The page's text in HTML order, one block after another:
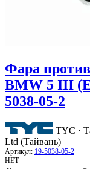
Фара
BMW 5 III
5038-05-2
TYC ·
Ltd (Тайвань)
Артикул: 19-5038-05-2
НЕТ